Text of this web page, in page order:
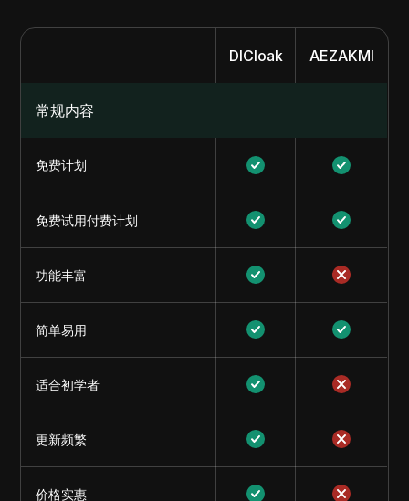
DICloak AEZAKMI
常规内容
免费计划
免费试用付费计划
功能丰富
简单易用
适合初学者
更新频繁
价格实惠